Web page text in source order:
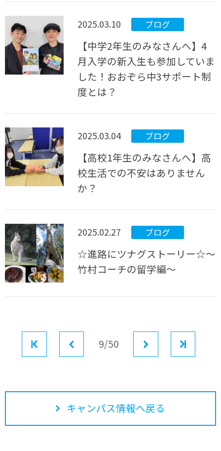
2025.03.10 ブログ
【中学2年生のみなさんへ】4
月入学の新入生も参加していま
した！おおぞら中3サポート制
度とは？
2025.03.04 ブログ
【高校1年生のみなさんへ】高
校生活での不安はありません
か？
2025.02.27 ブログ
☆進路にツナグストーリー☆～
竹村コーチの留学編～
前へ9/50
キャンパス情報へ戻る